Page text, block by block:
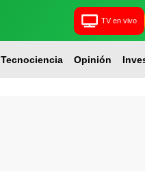
TV en vivo
Tecnociencia Opinión